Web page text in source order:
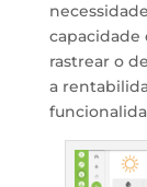
capacidade
rastrear o
a